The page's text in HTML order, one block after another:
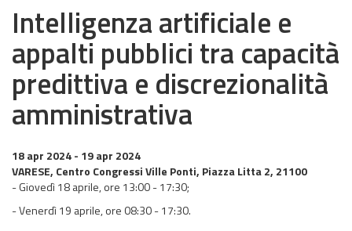
Intelligenza artificiale e
appalti pubblici tra capacità
predittiva e discrezionalità
amministrativa
18 apr 2024- 19 apr 2024
VARESE, Centro Congressi Ville Ponti, Piazza Litta 2, 21100
- Giovedì 18 aprile, ore 13:00 - 17:30;
- Venerdì 19 aprile, ore 08:30 - 17:30.